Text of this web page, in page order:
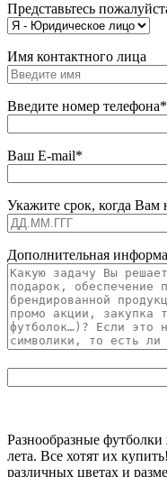
Представьтесь
Имя контактного лица
Введите номер телефона*
Ваш E-mail*
Укажите срок, когда Вам
Дополнительная
Разнообразные
лета. Все хотят их
различных цветах и